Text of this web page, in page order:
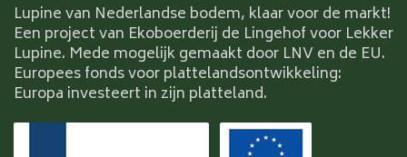
Lupine van Nederlandse bodem, klaar voor de markt!
Een project van Ekoboerderij de Lingehof voor Lekker
Lupine. Mede mogelijk gemaakt door LNV en de EU.
Europees fonds voor plattelandsontwikkeling:
Europa investeert in zijn platteland.